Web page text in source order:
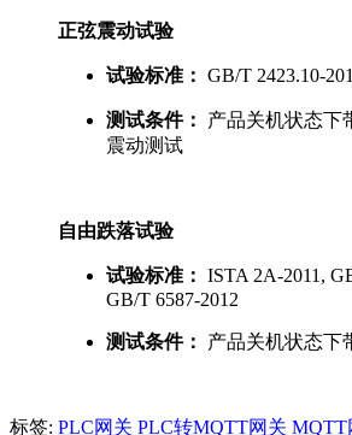
正弦震动试验
试验标准： GB/T 2423.10-
测试条件：
产品关机状态下
震动测试
自由跌落试验
试验标准： ISTA 2A-2011,
GB/T 6587-2012
测试条件： 产品关机状态下
标签: PLC网关 PLC转MQTT网关 MQTT